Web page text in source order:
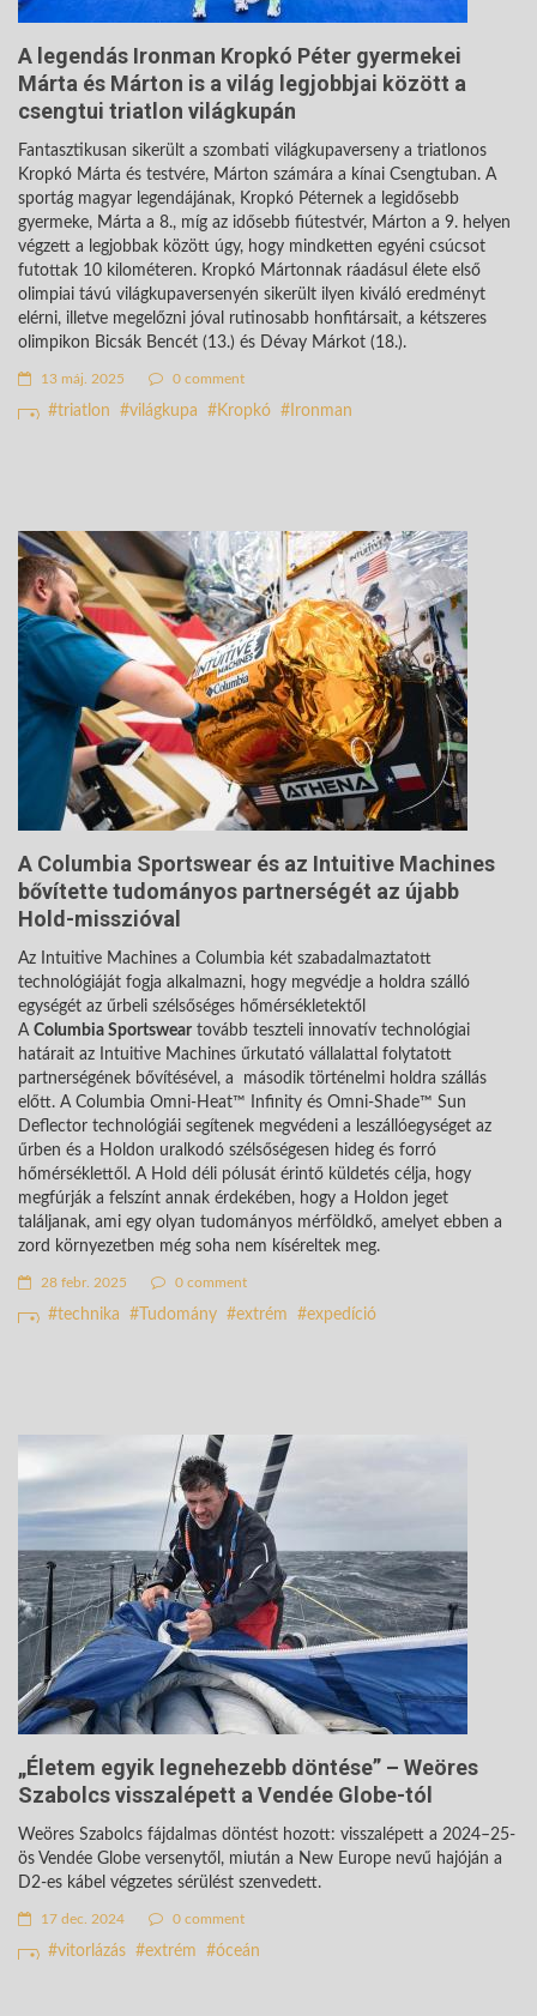
A legendás Ironman Kropkó Péter gyermekei
Márta és Márton is a világ legjobbjai között a
csengtui triatlon világkupán
Fantasztikusan sikerült a szombati világkupaverseny a triatlonos
Kropkó Márta és testvére, Márton számára a kínai Csengtuban. A
sportág magyar legendájának, Kropkó Péternek a legidősebb
gyermeke, Márta a 8., míg az idősebb fiútestvér, Márton a 9. helyen
végzett a legjobbak között úgy, hogy mindketten egyéni csúcsot
futottak 10 kilométeren. Kropkó Mártonnak ráadásul élete első
olimpiai távú világkupaversenyén sikerült ilyen kiváló eredményt
elérni, illetve megelőzni jóval rutinosabb honfitársait, a kétszeres
olimpikon Bicsák Bencét (13.) és Dévay Márkot (18.).
13 máj. 2025 0 comment
triatlon világkupa Kropkó Ironman
A Columbia Sportswear és az Intuitive Machines
bővítette tudományos partnerségét az újabb
Hold-misszióval
Az Intuitive Machines a Columbia két szabadalmaztatott
technológiáját fogja alkalmazni, hogy megvédje a holdra szálló
egységét az űrbeli szélsőséges hőmérsékletektől
A Columbia Sportswear tovább teszteli innovatív technológiai
határait az Intuitive Machines űrkutató vállalattal folytatott
partnerségének bővítésével, a második történelmi holdra szállás
előtt. A Columbia Omni-Heat™ Infinity és Omni-Shade™ Sun
Deflector technológiái segítenek megvédeni a leszállóegységet az
űrben és a Holdon uralkodó szélsőségesen hideg és forró
hőmérséklettől. A Hold déli pólusát érintő küldetés célja, hogy
megfúrják a felszínt annak érdekében, hogy a Holdon jeget
találjanak, ami egy olyan tudományos mérföldkő, amelyet ebben a
zord környezetben még soha nem kíséreltek meg.
28 febr. 2025 0 comment
technika Tudomány extrém expedíció
„Életem egyik legnehezebb döntése” – Weöres
Szabolcs visszalépett a Vendée Globe-tól
Weöres Szabolcs fájdalmas döntést hozott: visszalépett a 2024–25-
ös Vendée Globe versenytől, miután a New Europe nevű hajóján a
D2-es kábel végzetes sérülést szenvedett.
17 dec. 2024 0 comment
vitorlázás extrém óceán